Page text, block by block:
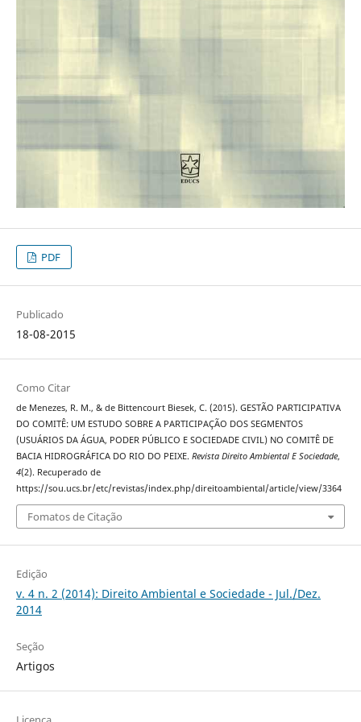
PDF
Publicado
18-08-2015
Como Citar
de Menezes, R. M., & de Bittencourt Biesek, C. (2015). GESTÃO PARTICIPATIVA
DO COMITÊ: UM ESTUDO SOBRE A PARTICIPAÇÃO DOS SEGMENTOS
(USUÁRIOS DA ÁGUA, PODER PÚBLICO E SOCIEDADE CIVIL) NO COMITÊ DE
BACIA HIDROGRÁFICA DO RIO DO PEIXE. Revista Direito Ambiental E Sociedade,
4(2). Recuperado de
https://sou.ucs.br/etc/revistas/index.php/direitoambiental/article/view/3364
Fomatos de Citação
Edição
v. 4 n. 2 (2014): Direito Ambiental e Sociedade - Jul./Dez.
2014
Seção
Artigos